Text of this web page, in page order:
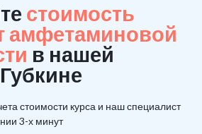
стоимость
амфетаминовой
в нашей
стоимости курса и наш специалист
3-х минут